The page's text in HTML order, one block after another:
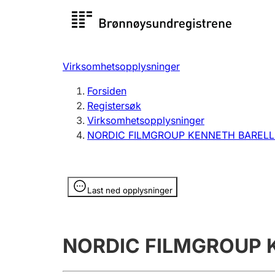
Registersøk
Registrere, endre, slette
Virksomhetsopplysninger
Forsiden
Registersøk
Virksomhetsopplysninger
NORDIC FILMGROUP KENNETH
Last ned opplysninger
Opplysninger er skjult
NORDIC FILMGROUP